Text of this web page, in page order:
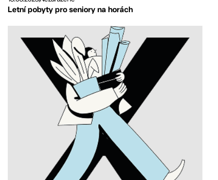
Letní pobyty pro seniory na horách